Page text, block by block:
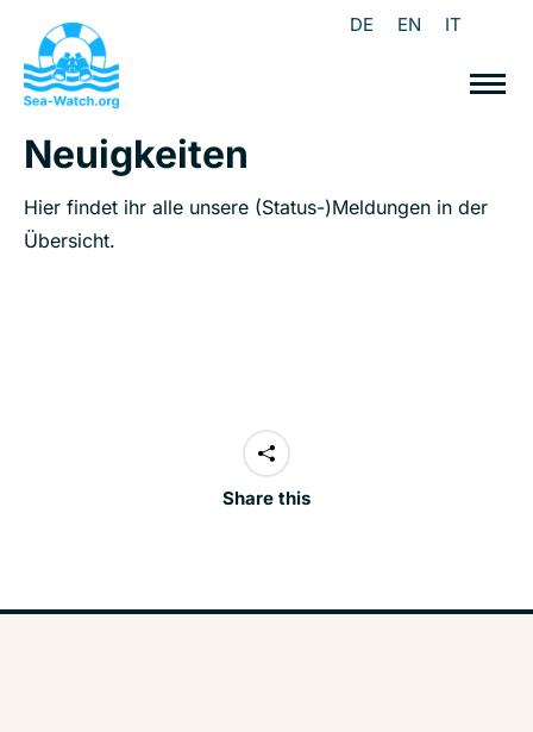
DE EN IT
Neuigkeiten
Hier findet ihr alle unsere (Status-)Meldungen in der
Übersicht.
Share this